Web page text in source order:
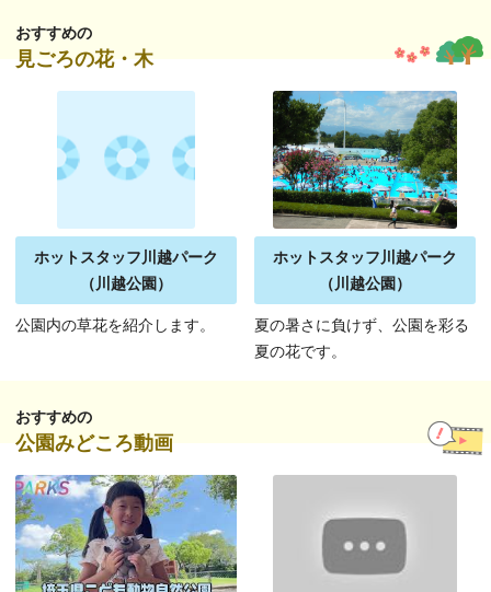
おすすめの
見ごろの花・木
ホットスタッフ川越パーク
（川越公園）
公園内の草花を紹介します。
ホットスタッフ川越パーク
（川越公園）
夏の暑さに負けず、公園を彩る
夏の花です。
おすすめの
公園みどころ動画